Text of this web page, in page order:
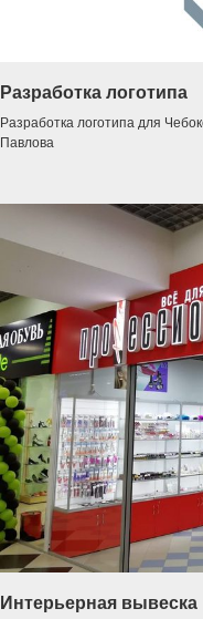
Разработка логотипа
Разработка логотипа для
Павлова
Интерьерная вывеска